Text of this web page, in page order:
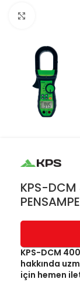
KPS-
KPS-DCM
hakkında
için hemen